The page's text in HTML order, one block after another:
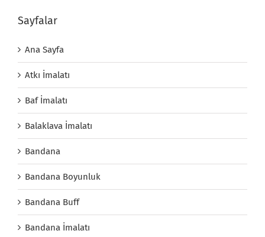
Sayfalar
Ana Sayfa
Atkı İmalatı
Baf İmalatı
Balaklava İmalatı
Bandana
Bandana Boyunluk
Bandana Buff
Bandana İmalatı